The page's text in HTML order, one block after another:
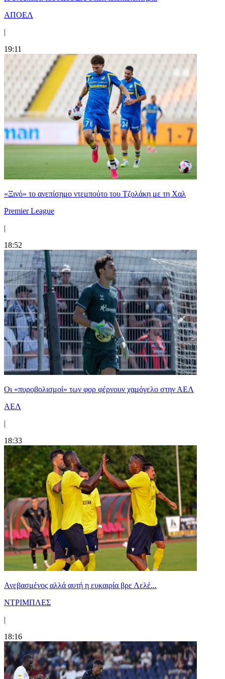
ΑΠΟΕΛ
|
19:11
«Ξινό» το ανεπίσημο ντεμπούτο του Τζολάκη με τη Χαλ
Premier League
|
18:52
Οι «πυροβολισμοί» των φορ φέρνουν χαμόγελο στην ΑΕΛ
ΑΕΛ
|
18:33
Ανεβασμένος αλλά αυτή η ευκαιρία βρε Λελέ...
ΝΤΡΙΜΠΛΕΣ
|
18:16